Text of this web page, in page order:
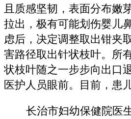
且质感坚韧，表面分布嫩
拉出，极有可能划伤婴儿
虑后，决定调整取出钳夹
害路径取出针状枝叶。所
状枝叶随之一步步向出口
医护人员眼前。目前，患
长治市妇幼保健院医